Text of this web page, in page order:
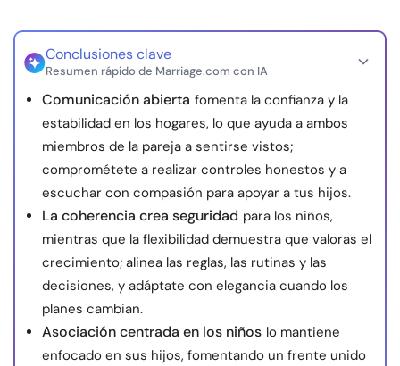
Conclusiones clave
Resumen rápido de Marriage.com con IA
Comunicación abierta fomenta la confianza y la
estabilidad en los hogares, lo que ayuda a ambos
miembros de la pareja a sentirse vistos;
comprométete a realizar controles honestos y a
escuchar con compasión para apoyar a tus hijos.
La coherencia crea seguridad para los niños,
mientras que la flexibilidad demuestra que valoras el
crecimiento; alinea las reglas, las rutinas y las
decisiones, y adáptate con elegancia cuando los
planes cambian.
Asociación centrada en los niños lo mantiene
enfocado en sus hijos, fomentando un frente unido